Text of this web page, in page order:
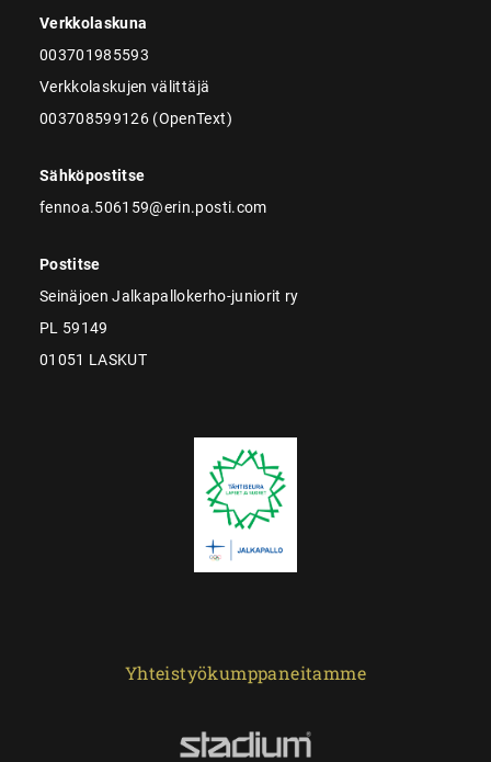
Verkkolaskuna
003701985593
Verkkolaskujen välittäjä
003708599126 (OpenText)
Sähköpostitse
fennoa.506159@erin.posti.com
Postitse
Seinäjoen Jalkapallokerho-juniorit ry
PL 59149
01051 LASKUT
Yhteistyökumppaneitamme